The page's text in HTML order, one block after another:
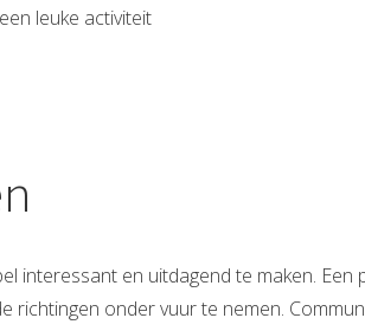
leuke activiteit
interessant en uitdagend te maken.
onder vuur te nemen.